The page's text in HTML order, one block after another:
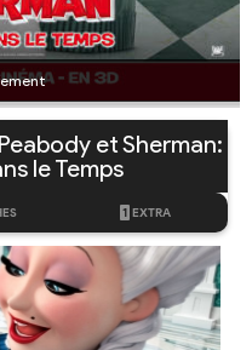
et Sherman:
le Temps
1 EXTRA